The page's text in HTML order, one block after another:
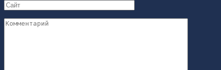
Сайт
Комментарий